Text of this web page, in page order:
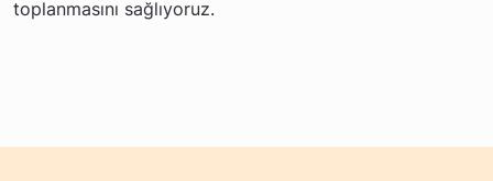
toplanmasını sağlıyoruz.